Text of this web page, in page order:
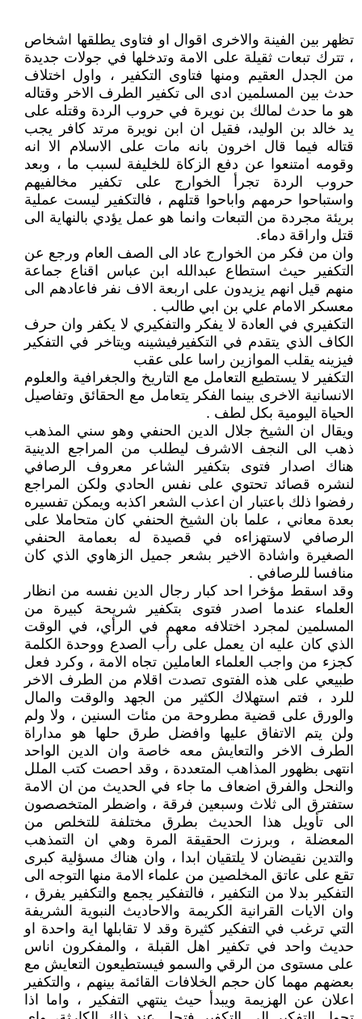
تظهر بين الفينة والاخرى اقوال او فتاوى يطلقها اشخاص
، تترك تبعات ثقيلة على الامة وتدخلها في جولات جديدة
من الجدل العقيم ومنها فتاوى التكفير ، واول اختلاف
حدث بين المسلمين ادى الى تكفير الطرف الاخر وقتاله
هو ما حدث لمالك بن نويرة في حروب الردة وقتله على
يد خالد بن الوليد، فقيل ان ابن نويرة مرتد كافر يجب
قتاله فيما قال اخرون بانه مات على الاسلام الا انه
وقومه امتنعوا عن دفع الزكاة للخليفة لسبب ما ، وبعد
حروب الردة تجرأ الخوارج على تكفير مخالفيهم
واستباحوا حرمهم واباحوا قتلهم ، فالتكفير ليست عملية
بريئة مجردة من التبعات وانما هو عمل يؤدي بالنهاية الى
قتل واراقة دماء.
وان من فكر من الخوارج عاد الى الصف العام ورجع عن
التكفير حيث استطاع عبدالله ابن عباس اقناع جماعة
منهم قيل انهم يزيدون على اربعة الاف نفر فاعادهم الى
معسكر الامام علي بن ابي طالب .
التكفيري في العادة لا يفكر والتفكيري لا يكفر وان حرف
الكاف الذي يتقدم في التكفيرفيشينه ويتاخر في التفكير
فيزينه يقلب الموازين راسا على عقب
التكفير لا يستطيع التعامل مع التاريخ والجغرافية والعلوم
الانسانية الاخرى بينما الفكر يتعامل مع الحقائق وتفاصيل
الحياة اليومية بكل لطف .
ويقال ان الشيخ جلال الدين الحنفي وهو سني المذهب
ذهب الى النجف الاشرف ليطلب من المراجع الدينية
هناك اصدار فتوى بتكفير الشاعر معروف الرصافي
لنشره قصائد تحتوي على نفس الحادي ولكن المراجع
رفضوا ذلك باعتبار ان اعذب الشعر اكذبه ويمكن تفسيره
بعدة معاني ، علما بان الشيخ الحنفي كان متحاملا على
الرصافي لاستهزاءه في قصيدة له بعمامة الحنفي
الصغيرة واشادة الاخير بشعر جميل الزهاوي الذي كان
منافسا للرصافي .
وقد اسقط مؤخرا احد كبار رجال الدين نفسه من انظار
العلماء عندما اصدر فتوى بتكفير شريحة كبيرة من
المسلمين لمجرد اختلافه معهم في الرأي، في الوقت
الذي كان عليه ان يعمل على رأب الصدع ووحدة الكلمة
كجزء من واجب العلماء العاملين تجاه الامة ، وكرد فعل
طبيعي على هذه الفتوى تصدت اقلام من الطرف الاخر
للرد ، فتم استهلاك الكثير من الجهد والوقت والمال
والورق على قضية مطروحة من مئات السنين ، ولا ولم
ولن يتم الاتفاق عليها وافضل طرق حلها هو مداراة
الطرف الاخر والتعايش معه خاصة وان الدين الواحد
انتهى بظهور المذاهب المتعددة ، وقد احصت كتب الملل
والنحل والفرق اضعاف ما جاء في الحديث من ان الامة
ستفترق الى ثلاث وسبعين فرقة ، واضطر المتخصصون
الى تأويل هذا الحديث بطرق مختلفة للتخلص من
المعضلة ، وبرزت الحقيقة المرة وهي ان التمذهب
والتدين نقيضان لا يلتقيان ابدا ، وان هناك مسؤلية كبرى
تقع على عاتق المخلصين من علماء الامة منها التوجه الى
التفكير بدلا من التكفير ، فالتفكير يجمع والتكفير يفرق ،
وان الايات القرانية الكريمة والاحاديث النبوية الشريفة
التي ترغب في التفكير كثيرة وقد لا تقابلها اية واحدة او
حديث واحد في تكفير اهل القبلة ، والمفكرون اناس
على مستوى من الرقي والسمو فيستطيعون التعايش مع
بعضهم مهما كان حجم الخلافات القائمة بينهم ، والتكفير
اعلان عن الهزيمة ويبدأ حيث ينتهي التفكير ، واما اذا